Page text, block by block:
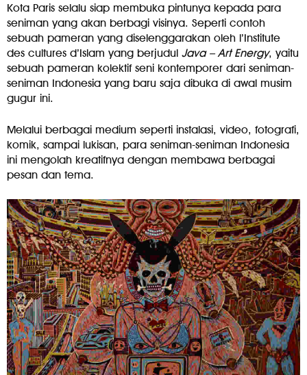
Kota Paris selalu siap membuka pintunya kepada para
seniman yang akan berbagi visinya. Seperti contoh
sebuah pameran yang diselenggarakan oleh l’Institute
des cultures d’Islam yang berjudul Java – Art Energy, yaitu
sebuah pameran kolektif seni kontemporer dari seniman-
seniman Indonesia yang baru saja dibuka di awal musim
gugur ini.
Melalui berbagai medium seperti instalasi, video, fotografi,
komik, sampai lukisan, para seniman-seniman Indonesia
ini mengolah kreatifnya dengan membawa berbagai
pesan dan tema.